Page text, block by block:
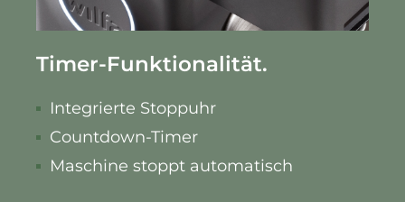
Timer-Funktionalität.
Integrierte Stoppuhr
Countdown-Timer
Maschine stoppt automatisch